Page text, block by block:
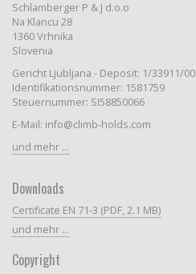
Schlamberger P & J d.o.o
Na Klancu 28
1360 Vrhnika
Slovenia
Gericht Ljubljana - Deposit: 1/33911/00
Identifikationsnummer: 1581759
Steuernummer: SI58850066
E-Mail: info@climb-holds.com
und mehr ...
Downloads
Certificate EN 71-3 (PDF, 2.1 MB)
und mehr ...
Copyright